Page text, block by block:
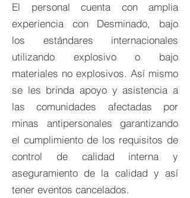
El personal cuenta con amplia
experiencia con Desminado, bajo
los estándares internacionales
utilizando explosivo o bajo
materiales no explosivos. Así mismo
se les brinda apoyo y asistencia a
las comunidades afectadas por
minas antipersonales garantizando
el cumplimiento de los requisitos de
control de calidad interna y
aseguramiento de la calidad y así
tener eventos cancelados.